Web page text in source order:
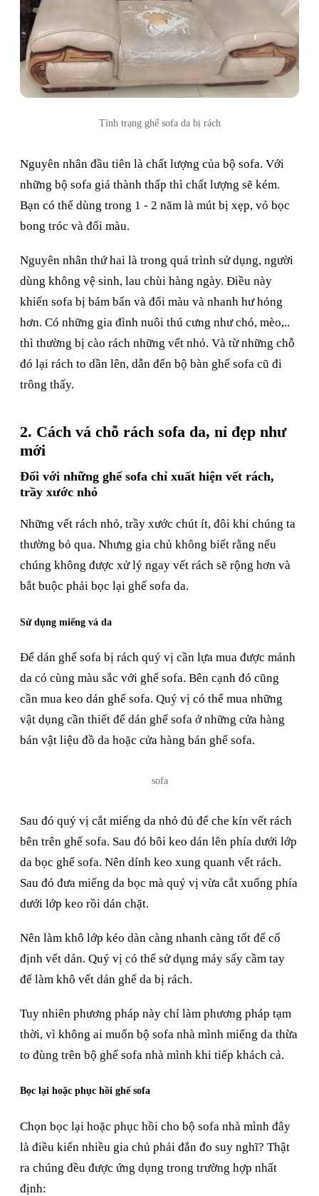
Tình trạng ghế sofa da bị rách
Nguyên nhân đầu tiên là chất lượng của bộ sofa. Với
những bộ sofa giá thành thấp thì chất lượng sẽ kém.
Bạn có thể dùng trong 1 - 2 năm là mút bị xẹp, vỏ bọc
bong tróc và đổi màu.
Nguyên nhân thứ hai là trong quá trình sử dụng, người
dùng không vệ sinh, lau chùi hàng ngày. Điều này
khiến sofa bị bám bẩn và đổi màu và nhanh hư hỏng
hơn. Có những gia đình nuôi thú cưng như chó, mèo,..
thì thường bị cào rách những vết nhỏ. Và từ những chỗ
đó lại rách to dần lên, dẫn đến bộ bàn ghế sofa cũ đi
trông thấy.
2. Cách vá chỗ rách sofa da, nỉ đẹp như
mới
Đối với những ghế sofa chỉ xuất hiện vết rách,
trầy xước nhỏ
Những vết rách nhỏ, trầy xước chút ít, đôi khi chúng ta
thường bỏ qua. Nhưng gia chủ không biết rằng nếu
chúng không được xử lý ngay vết rách sẽ rộng hơn và
bắt buộc phải bọc lại ghế sofa da.
Sử dụng miếng vá da
Để dán ghế sofa bị rách quý vị cần lựa mua được mảnh
da có cùng màu sắc với ghế sofa. Bên cạnh đó cũng
cần mua keo dán ghế sofa. Quý vị có thể mua những
vật dụng cần thiết để dán ghế sofa ở những cửa hàng
bán vật liệu đồ da hoặc cửa hàng bán ghế sofa.
sofa
Sau đó quý vị cắt miếng da nhỏ đủ để che kín vết rách
bên trên ghế sofa. Sau đó bôi keo dán lên phía dưới lớp
da bọc ghế sofa. Nên dính keo xung quanh vết rách.
Sau đó đưa miếng da bọc mà quý vị vừa cắt xuống phía
dưới lớp keo rồi dán chặt.
Nên làm khô lớp kéo dàn càng nhanh càng tốt để cố
định vết dán. Quý vị có thể sử dụng máy sấy cầm tay
để làm khô vết dán ghế da bị rách.
Tuy nhiên phương pháp này chỉ làm phương pháp tạm
thời, vì không ai muốn bộ sofa nhà mình miếng da thừa
to đùng trên bộ ghế sofa nhà mình khi tiếp khách cả.
Bọc lại hoặc phục hồi ghế sofa
Chọn bọc lại hoặc phục hồi cho bộ sofa nhà mình đây
là điều kiến nhiều gia chủ phải đắn đo suy nghĩ? Thật
ra chúng đều được ứng dụng trong trường hợp nhất
định: